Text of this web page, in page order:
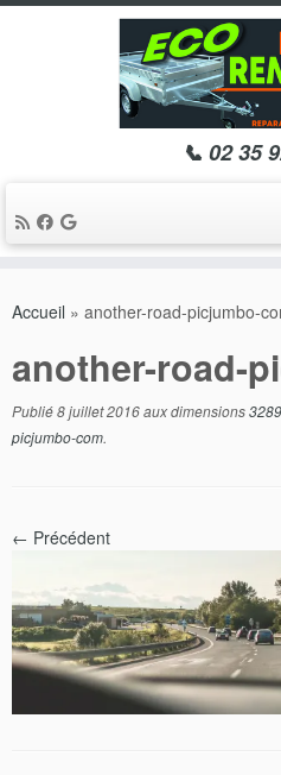
au
📞 02 35
Accueil » another-road-picjumbo-
another-road-
Publié8 juillet 2016aux dimensions
picjumbo-com.
← Précédent